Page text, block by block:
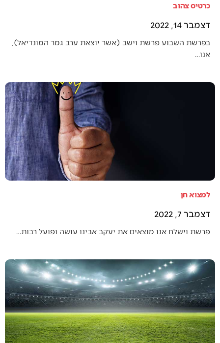
כרטיס צהוב
דצמבר 14, 2022
בפרשת השבוע פרשת וישב (אשר יוצאת ערב גמר המונדיאל),
אנו…
למצוא חן
דצמבר 7, 2022
פרשת וישלח אנו מוצאים את יעקב אבינו עושה ופועל רבות…